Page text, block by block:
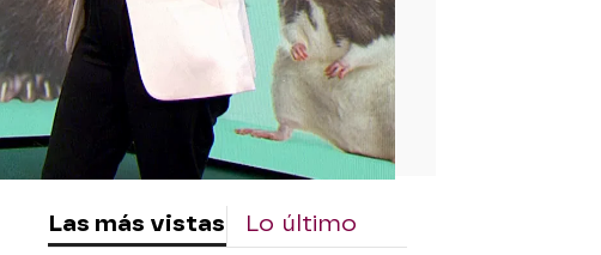
Las más vistas Lo último